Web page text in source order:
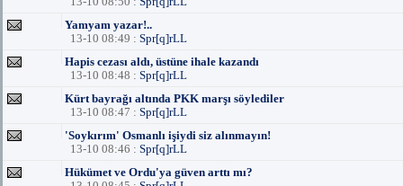
Yamyam yazar!..
13-10 08:49 : Spr[q]rLL
Hapis cezası aldı, üstüne ihale kazandı
13-10 08:48 : Spr[q]rLL
Kürt bayrağı altında PKK marşı söylediler
13-10 08:47 : Spr[q]rLL
'Soykırım' Osmanlı işiydi siz alınmayın!
13-10 08:46 : Spr[q]rLL
Hükümet ve Ordu'ya güven arttı mı?